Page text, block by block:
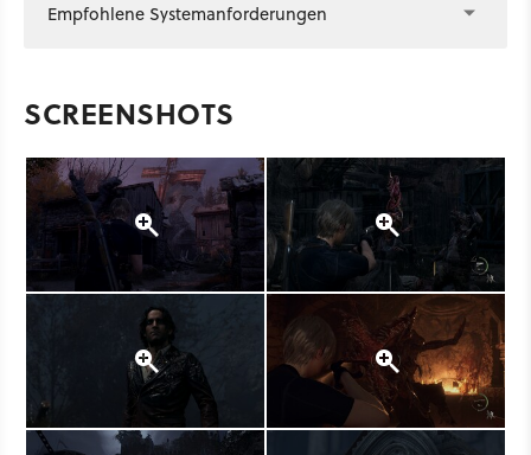
Empfohlene Systemanforderungen
SCREENSHOTS